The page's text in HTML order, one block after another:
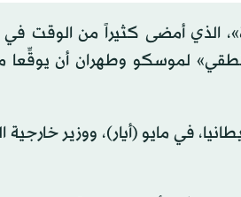
الذي أمضى كثيراً من الوقت في
لموسكو وطهران أن يوقِّعا
في مايو (أيار)، ووزير خارجية